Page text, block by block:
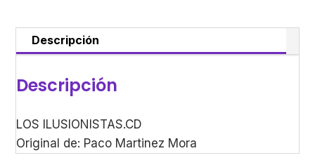
Descripción
Descripción
LOS ILUSIONISTAS.CD
Original de: Paco Martinez Mora